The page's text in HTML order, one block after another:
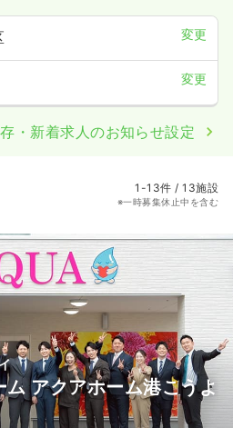
変更
変更
・新着求人のお知らせ設定
1-13件 / 13施設
※一時募集休止中を含む
アクアホーム港こうよ